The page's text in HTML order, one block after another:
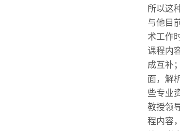
所以这
与他目
术工作
课程内
成互补
面，解
些专业
教授领
程内容